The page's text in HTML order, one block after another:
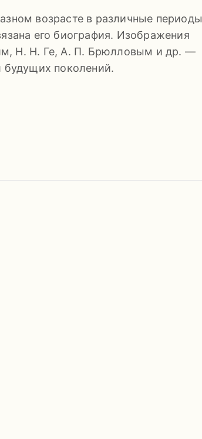
возрасте в различные периоды
его биография. Изображения
Н. Н. Ге, А. П. Брюлловым и др. —
будущих поколений.